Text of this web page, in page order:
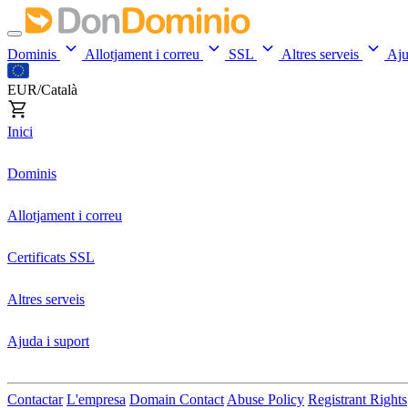
Dominis Allotjament i correu SSL Altres serveis
EUR/Català
Inici
Dominis
Allotjament i correu
Certificats SSL
Altres serveis
Ajuda i suport
Contactar L'empresa Domain Contact Abuse Policy Registrant Rights